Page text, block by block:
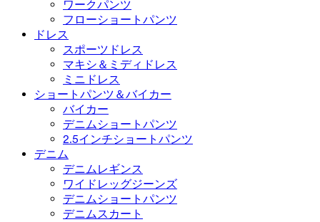
ワークパンツ
フローショートパンツ
ドレス
スポーツドレス
マキシ＆ミディドレス
ミニドレス
ショートパンツ＆バイカー
バイカー
デニムショートパンツ
2.5インチショートパンツ
デニム
デニムレギンス
ワイドレッグジーンズ
デニムショートパンツ
デニムスカート